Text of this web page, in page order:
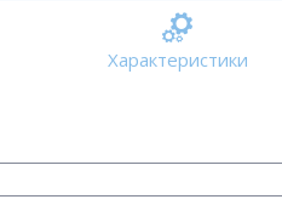
Характеристики